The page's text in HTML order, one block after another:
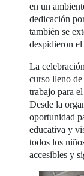
en un
dedicación
también se
despidieron
La
curso lleno
trabajo para
Desde la
oportunidad
educativa y
todos los
accesibles y